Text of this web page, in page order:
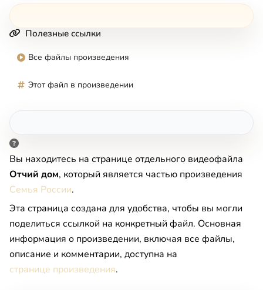
Полезные ссылки
Все файлы произведения
Этот файл в произведении
Вы находитесь на странице отдельного видеофайла
Oтчий дoм, который является частью произведения
Семья России.
Эта страница создана для удобства, чтобы вы могли
поделиться ссылкой на конкретный файл. Основная
информация о произведении, включая все файлы,
описание и комментарии, доступна на
странице произведения.